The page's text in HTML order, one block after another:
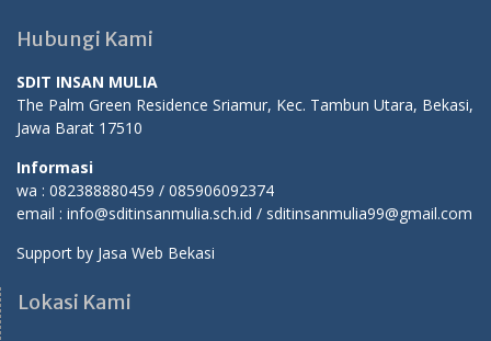
Hubungi Kami
SDIT INSAN MULIA
The Palm Green Residence Sriamur, Kec. Tambun Utara, Bekasi,
Jawa Barat 17510
Informasi
wa : 082388880459 / 085906092374
email : info@sditinsanmulia.sch.id / sditinsanmulia99@gmail.com
Support by Jasa Web Bekasi
Lokasi Kami